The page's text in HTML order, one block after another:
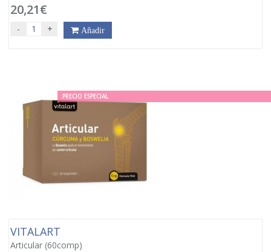
20,21€
- + Añadir
PRECIO ESPECIAL
VITALART
Articular (60comp)